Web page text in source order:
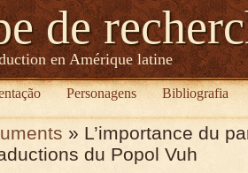
de
en Amérique latine
Personagens Bibliografia
» L’importance du
du Popol Vuh